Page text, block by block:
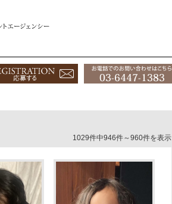
1029件中946件～960件を表示